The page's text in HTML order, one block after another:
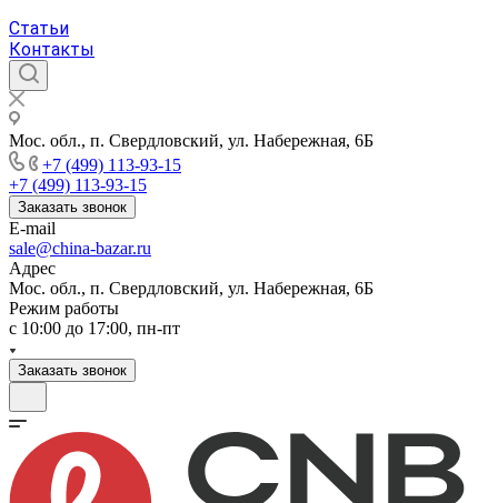
Статьи
Контакты
Мос. обл., п. Свердловский, ул. Набережная, 6Б
+7 (499) 113-93-15
+7 (499) 113-93-15
Заказать звонок
E-mail
sale@china-bazar.ru
Адрес
Мос. обл., п. Свердловский, ул. Набережная, 6Б
Режим работы
c 10:00 до 17:00, пн-пт
Заказать звонок